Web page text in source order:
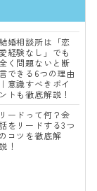
結婚相談所は「恋
愛経験なし」でも
く問題ないと断
言できる6つの理由
｜意識すべきポイ
ントも徹底解説！
リードって何？会
をリードする3つ
のコツを徹底解
！